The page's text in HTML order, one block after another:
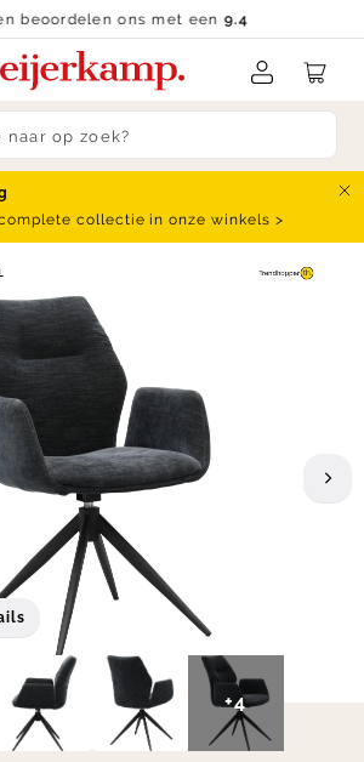
beoordelen ons met een9.4
collectie in onze winkels >
+4